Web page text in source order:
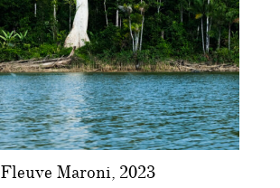
Fleuve Maroni, 2023